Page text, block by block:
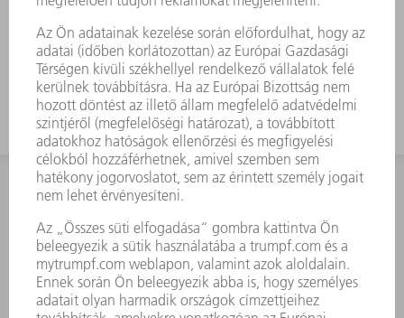
lézerrendszerekhez és -gépekhez
hangolva – maximális
nyomáskülönbségeket is kibír
KAPCSOLAT
Szerszám
3628576045
08.00 - 16.30
szerszam@hu.trumpf.com
KAPCSOLAT